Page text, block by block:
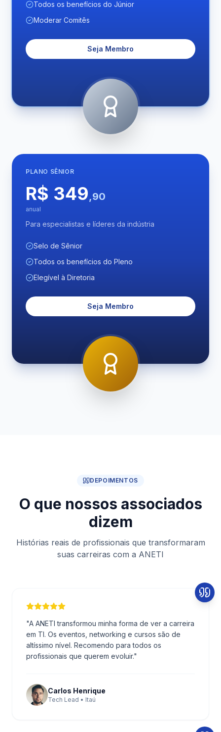
Todos os benefícios do Júnior
Moderar Comitês
Seja Membro
PLANO SÊNIOR
R$ 349,90
anual
Para especialistas e líderes da indústria
Selo de Sênior
Todos os benefícios do Pleno
Elegível à Diretoria
Seja Membro
DEPOIMENTOS
O que nossos associados
dizem
Histórias reais de profissionais que transformaram
suas carreiras com a ANETI
"A ANETI transformou minha forma de ver a carreira
em TI. Os eventos, networking e cursos são de
altíssimo nível. Recomendo para todos os
profissionais que querem evoluir."
Carlos Henrique
Tech Lead • Itaú